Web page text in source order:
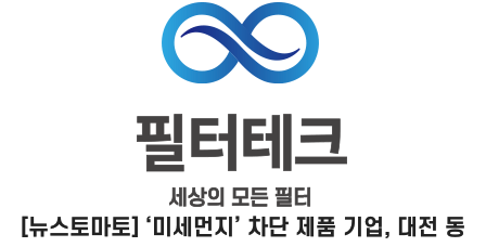
[뉴스토마토] ‘미세먼지’ 차단 제품 기업, 대전 동